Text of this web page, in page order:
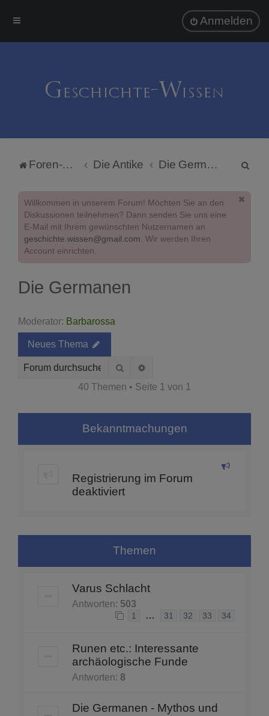
Anmelden
Foren-Übersicht Die Antike Die Germanen
Willkommen in unserem Forum! Möchten Sie an den
Diskussionen teilnehmen? Dann senden Sie uns eine
E-Mail mit Ihrem gewünschten Nutzernamen an
geschichte.wissen@gmail.com. Wir werden Ihren
Account einrichten.
Die Germanen
Moderator: Barbarossa
Neues Thema
Suche
40 Themen • Seite 1 von 1
Bekanntmachungen
Registrierung im Forum
deaktiviert
Themen
Varus Schlacht
Antworten: 503
1 … 31 32 33 34
Runen etc.: Interessante
archäologische Funde
Antworten: 8
Die Germanen - Mythos und